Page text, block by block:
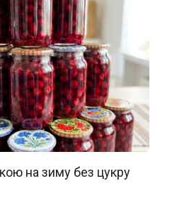
на зиму без цукру